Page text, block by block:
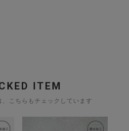
ITEM
、こちらもチェックしています